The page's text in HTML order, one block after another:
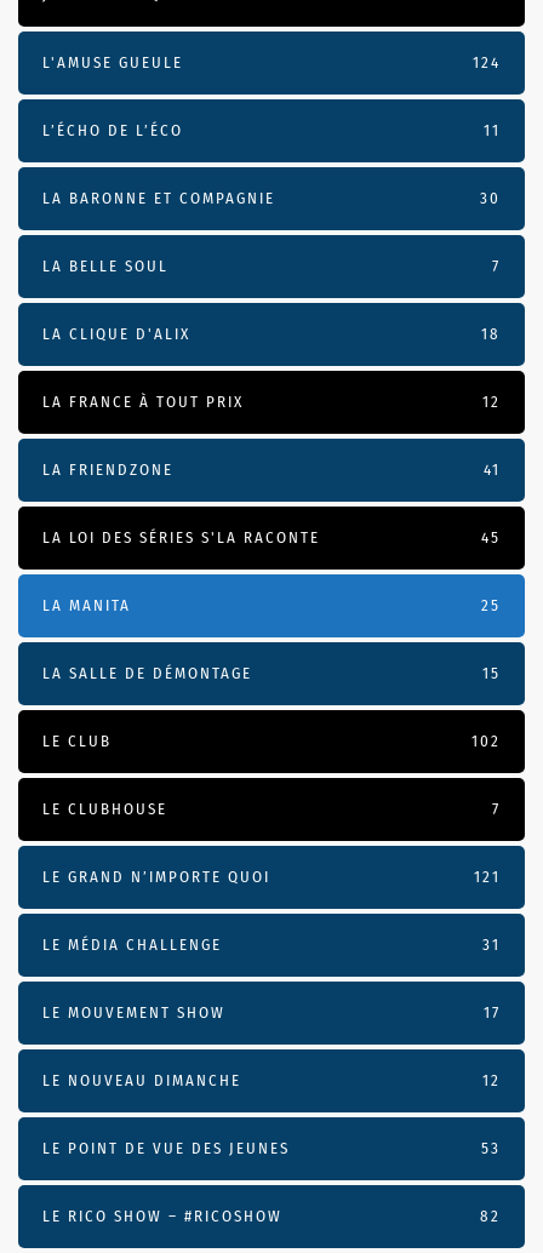
L'AMUSE GUEULE 124
L’ÉCHO DE L’ÉCO 11
LA BARONNE ET COMPAGNIE 30
LA BELLE SOUL 7
LA CLIQUE D'ALIX 18
LA FRANCE À TOUT PRIX 12
LA FRIENDZONE 41
LA LOI DES SÉRIES S'LA RACONTE 45
LA MANITA 25
LA SALLE DE DÉMONTAGE 15
LE CLUB 102
LE CLUBHOUSE 7
LE GRAND N’IMPORTE QUOI 121
LE MÉDIA CHALLENGE 31
LE MOUVEMENT SHOW 17
LE NOUVEAU DIMANCHE 12
LE POINT DE VUE DES JEUNES 53
LE RICO SHOW – #RICOSHOW 82